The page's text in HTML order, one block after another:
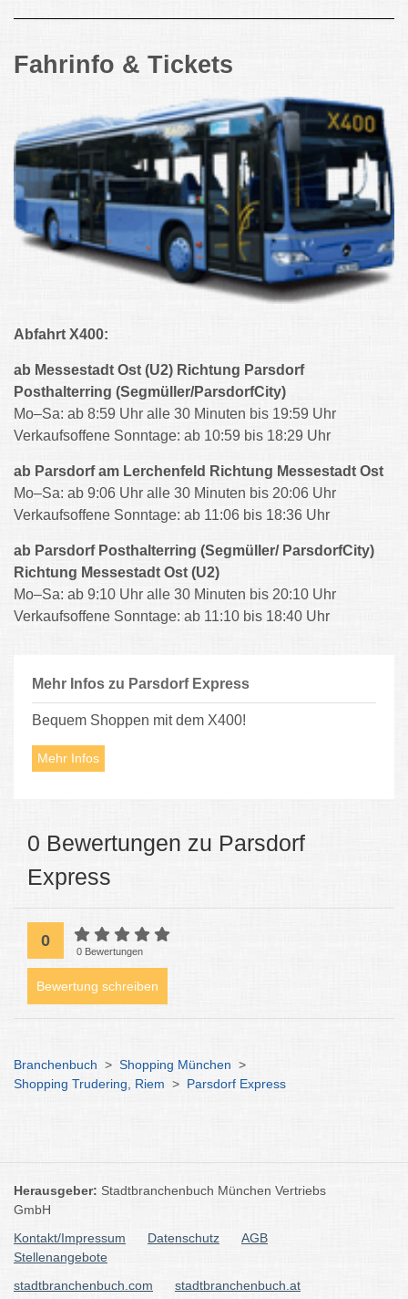
Fahrinfo & Tickets
Abfahrt X400:
ab Messestadt Ost (U2) Richtung Parsdorf
Posthalterring (Segmüller/ParsdorfCity)
Mo–Sa: ab 8:59 Uhr alle 30 Minuten bis 19:59 Uhr
Verkaufsoffene Sonntage: ab 10:59 bis 18:29 Uhr
ab Parsdorf am Lerchenfeld Richtung Messestadt Ost
Mo–Sa: ab 9:06 Uhr alle 30 Minuten bis 20:06 Uhr
Verkaufsoffene Sonntage: ab 11:06 bis 18:36 Uhr
ab Parsdorf Posthalterring (Segmüller/ ParsdorfCity)
Richtung Messestadt Ost (U2)
Mo–Sa: ab 9:10 Uhr alle 30 Minuten bis 20:10 Uhr
Verkaufsoffene Sonntage: ab 11:10 bis 18:40 Uhr
Mehr Infos zu Parsdorf Express
Bequem Shoppen mit dem X400!
Mehr Infos
0 Bewertungen zu Parsdorf
Express
0
0 Bewertungen
Bewertung schreiben
Branchenbuch > Shopping München >
Shopping Trudering, Riem > Parsdorf Express
Herausgeber: Stadtbranchenbuch München Vertriebs
GmbH
Kontakt/Impressum
Datenschutz
AGB
Stellenangebote
stadtbranchenbuch.com
stadtbranchenbuch.at